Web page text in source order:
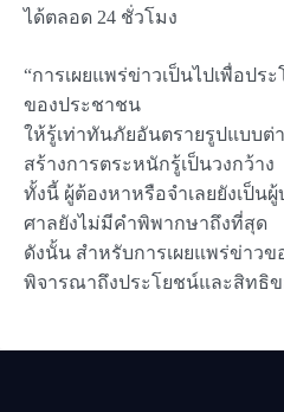
ได้ตลอด 24 ชั่วโมง
“การเผยแพร่ข่าวเป็นไปเพื่อปร
ของประชาชน
ให้รู้เท่าทันภัยอันตรายรูปแบบต่
สร้างการตระหนักรู้เป็นวงกว้าง
ทั้งนี้ ผู้ต้องหาหรือจำเลยยังเป็น
ศาลยังไม่มีคำพิพากษาถึงที่สุด
ดังนั้น สำหรับการเผยแพร่ข่าว
พิจารณาถึงประโยชน์และสิทธิข